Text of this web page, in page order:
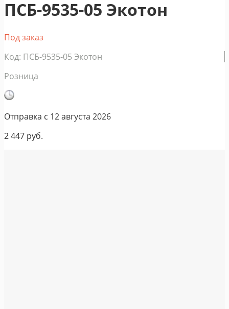
ПСБ-9535-05 Экотон
Под заказ
Код: ПСБ-9535-05 Экотон
Розница
Отправка с 12 августа 2026
2 447 руб.